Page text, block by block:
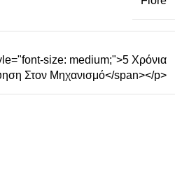
size: medium;">5 Χρόνια
Στον Μηχανισμό</span></p>